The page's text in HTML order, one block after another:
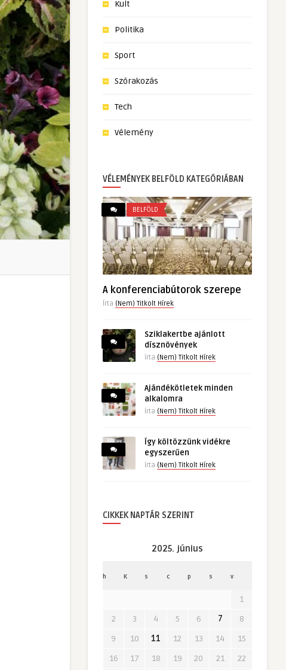
Kult
Politika
Sport
Szórakozás
Tech
Vélemény
VÉLEMÉNYEK BELFÖLD KATEGÓRIÁBAN
BELFÖLD
A konferenciabútorok szerepe
Írta (Nem) Titkolt Hírek
Sziklakertbe ajánlott
dísznövények
írta (Nem) Titkolt Hírek
Ajándékötletek minden
alkalomra
írta (Nem) Titkolt Hírek
Így költözzünk vidékre
egyszerűen
írta (Nem) Titkolt Hírek
CIKKEK NAPTÁR SZERINT
2025. június
h K s c p s v
1
2
3 4 5 6 7
8
9
10 11 12 13 14
15
16
17 18 19 20 21
22